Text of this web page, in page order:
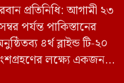
প্রতিনিধি: আগামী ২৩
পর্যন্ত পাকিস্তানের
৪র্থ‌‌‌ ব্লাইন্ড টি-২০
লক্ষ্যে একজন